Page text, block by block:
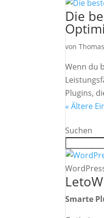
Die
von
Wenn du
Plugins,
« Ältere
Suchen
Smarte